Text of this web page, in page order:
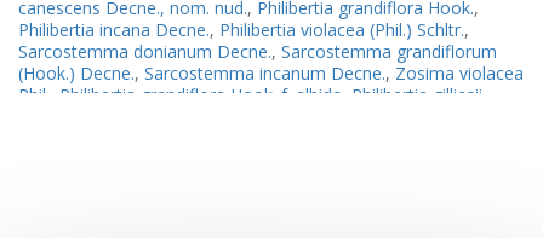
canescens Decne., nom. nud., Philibertia grandiflora Hook.,
Philibertia incana Decne., Philibertia violacea (Phil.) Schltr.,
Sarcostemma donianum Decne., Sarcostemma grandiflorum
(Hook.) Decne., Sarcostemma incanum Decne., Zosima violacea
Phil.
Philibertia grandiflora Hook. f. albida Philibertia gilliesii